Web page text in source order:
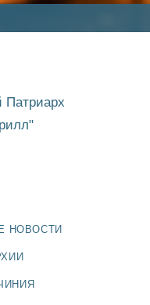
Патриарх
НОВОСТИ